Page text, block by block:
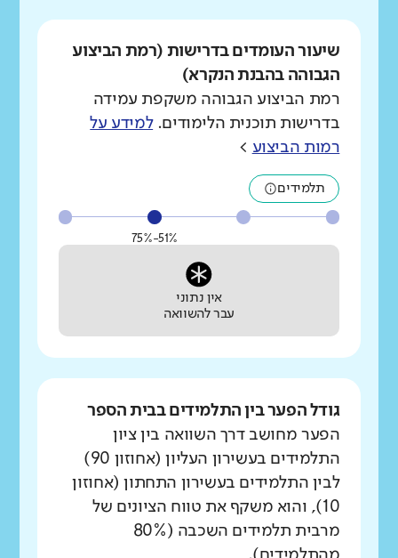
שיעור העומדים בדרישות (רמת הביצוע
הגבוהה בהבנת הנקרא)
רמת הביצוע הגבוהה משקפת עמידה
בדרישות תוכנית הלימודים.למידע על
רמות הביצוע >
תלמידים
51%-75%
אין נתוני
עבר להשוואה
גודל הפער בין התלמידים בבית הספר
הפער מחושב דרך השוואה בין ציון
התלמידים בעשירון העליון (אחוזון 90)
לבין התלמידים בעשירון התחתון (אחוזון
10), והוא משקף את טווח הציונים של
מרבית תלמידים השכבה (80%